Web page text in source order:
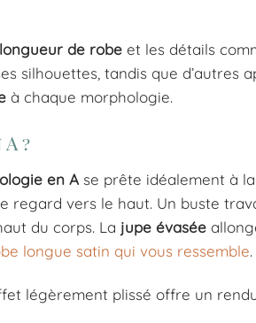
longueur de robe et les détails
silhouettes, tandis que d’autres
à chaque morphologie.
?
en A se prête idéalement à la
vers le haut. Un buste
du corps. La jupe évasée
longue satin qui vous ressemble.
légèrement plissé offre un